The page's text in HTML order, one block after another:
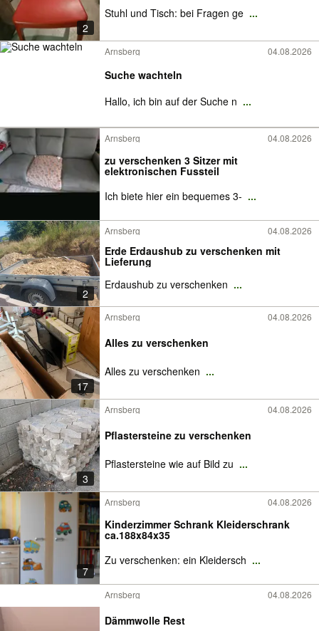
2
Stuhl und Tisch: bei Fragen ge ...
Arnsberg 04.08.2026
Suche wachteln
Hallo, ich bin auf der Suche n ...
Arnsberg 04.08.2026
zu verschenken 3 Sitzer mit
elektronischen Fussteil
Ich biete hier ein bequemes 3- ...
2
Arnsberg 04.08.2026
Erde Erdaushub zu verschenken mit
Lieferung
Erdaushub zu verschenken ...
17
Arnsberg 04.08.2026
Alles zu verschenken
Alles zu verschenken ...
3
Arnsberg 04.08.2026
Pflastersteine zu verschenken
Pflastersteine wie auf Bild zu ...
7
Arnsberg 04.08.2026
Kinderzimmer Schrank Kleiderschrank
ca.188x84x35
Zu verschenken: ein Kleidersch ...
Arnsberg 04.08.2026
Dämmwolle Rest